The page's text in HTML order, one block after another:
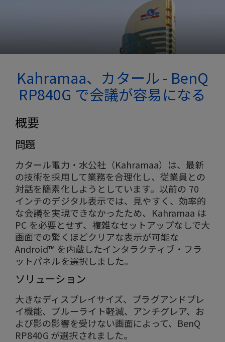
Kahramaa、カタール - BenQ
RP840G で会議が容易になる
概要
問題
カタール電力・水公社（Kahramaa）は、最新
の技術を採用して業務を合理化し、従業員との
対話を簡素化しようとしています。以前の 70
インチのデジタル表示では、見やすく、効率的
な会議を実現できなかったため、Kahramaa は
PC を必要とせず、複雑なセットアップなしで大
画面での驚くほどクリアな表示が可能な
Android™ を内蔵したインタラクティブ・フラ
ットパネルを選択しました。
ソリューション
大きなディスプレイサイズ、プラグアンドプレ
イ機能、ブルーライト軽減、アンチグレア、お
よび影の影響を受けない画面によって、BenQ
RP840G が選択されました。